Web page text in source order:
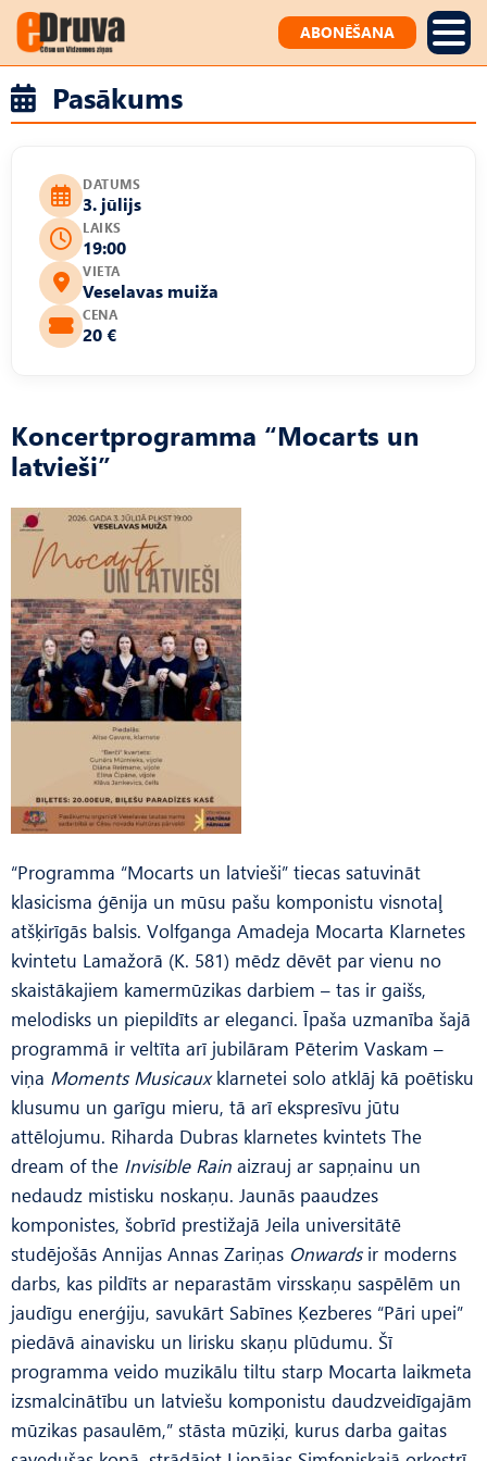
ABONĒŠANA
Pasākums
DATUMS
3. jūlijs
LAIKS
19:00
VIETA
Veselavas muiža
CENA
20 €
Koncertprogramma “Mocarts un
latvieši”
“Programma “Mocarts un latvieši” tiecas satuvināt
klasicisma ģēnija un mūsu pašu komponistu visnotaļ
atšķirīgās balsis. Volfganga Amadeja Mocarta Klarnetes
kvintetu Lamažorā (K. 581) mēdz dēvēt par vienu no
skaistākajiem kamermūzikas darbiem – tas ir gaišs,
melodisks un piepildīts ar eleganci. Īpaša uzmanība šajā
programmā ir veltīta arī jubilāram Pēterim Vaskam –
viņa Moments Musicauxklarnetei solo atklāj kā poētisku
klusumu un garīgu mieru, tā arī ekspresīvu jūtu
attēlojumu. Riharda Dubras klarnetes kvintets The
dream of the Invisible Rain aizrauj ar sapņainu un
nedaudz mistisku noskaņu. Jaunās paaudzes
komponistes, šobrīd prestižajā Jeila universitātē
studējošās Annijas Annas Zariņas Onwardsir moderns
darbs, kas pildīts ar neparastām virsskaņu saspēlēm un
jaudīgu enerģiju, savukārt Sabīnes Ķezberes “Pāri upei”
piedāvā ainavisku un lirisku skaņu plūdumu. Šī
programma veido muzikālu tiltu starp Mocarta laikmeta
izsmalcinātību un latviešu komponistu daudzveidīgajām
mūzikas pasaulēm,” stāsta mūziķi, kurus darba gaitas